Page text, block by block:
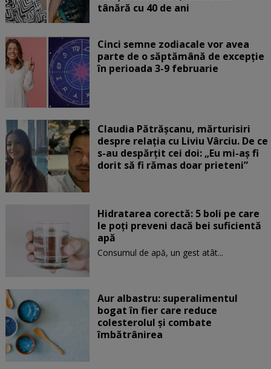
tânără cu 40 de ani
Cinci semne zodiacale vor avea
parte de o săptămână de excepție
în perioada 3-9 februarie
Claudia Pătrășcanu, mărturisiri
despre relația cu Liviu Vârciu. De ce
s-au despărțit cei doi: „Eu mi-aș fi
dorit să fi rămas doar prieteni”
Hidratarea corectă: 5 boli pe care
le poți preveni dacă bei suficientă
apă
Consumul de apă, un gest atât...
Aur albastru: superalimentul
bogat în fier care reduce
colesterolul și combate
îmbătrânirea